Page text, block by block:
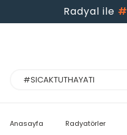
Radyal ile #
Anasayfa Radyatörler